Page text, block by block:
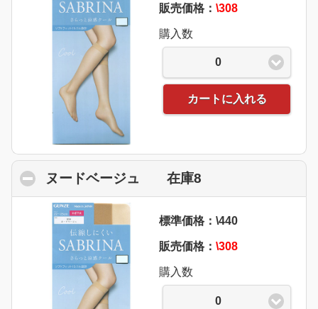
販売価格： \308
購入数
0
カートに入れる
ヌードベージュ 在庫8
標準価格：\440
販売価格： \308
購入数
0